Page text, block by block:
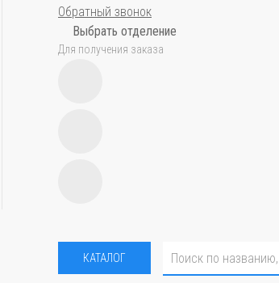
Обратный звонок
Выбрать отделение
Для получения заказа
КАТАЛОГ